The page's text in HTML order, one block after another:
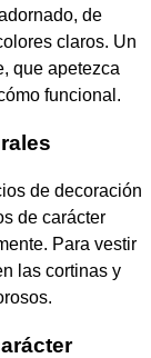
de
claros. Un
que apetezca
funcional.
de decoración
de carácter
Para vestir
las cortinas y